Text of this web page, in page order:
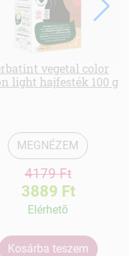
vegetal color
light hajfesték 100 g
MEGNÉZEM
4179 Ft
3889 Ft
Elérhetõ
Kosárba teszem